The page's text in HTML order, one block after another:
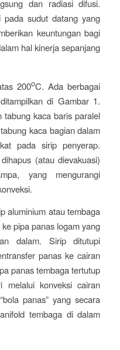
dan radiasi difusi.
pada sudut datang yang
keuntungan bagi
hal kinerja sepanjang
200oC. Ada berbagai
di Gambar 1.
tabung kaca baris paralel
kaca bagian dalam
pada sirip penyerap.
(atau dievakuasi)
yang mengurangi
aluminium atau tembaga
pipa panas logam yang
dalam. Sirip ditutupi
panas ke cairan
panas tembaga tertutup
melalui konveksi cairan
panas” yang secara
tembaga di dalam